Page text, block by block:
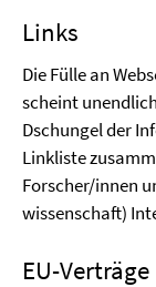
Links
Die Fülle an
scheint
Dschungel der
Linkliste
Forscher/innen
wissenschaft)
EU-Verträge